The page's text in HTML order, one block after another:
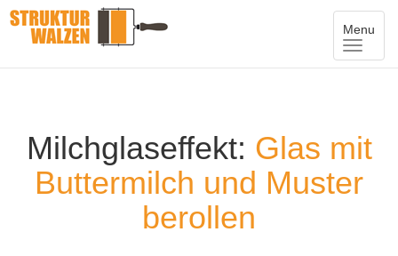
Menu
Toggle
Milchglaseffekt: Glas mit
Buttermilch und Muster
berollen